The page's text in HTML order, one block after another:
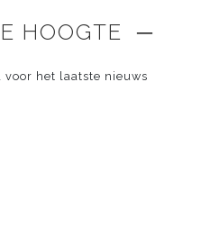
HOOGTE ─
het laatste nieuws